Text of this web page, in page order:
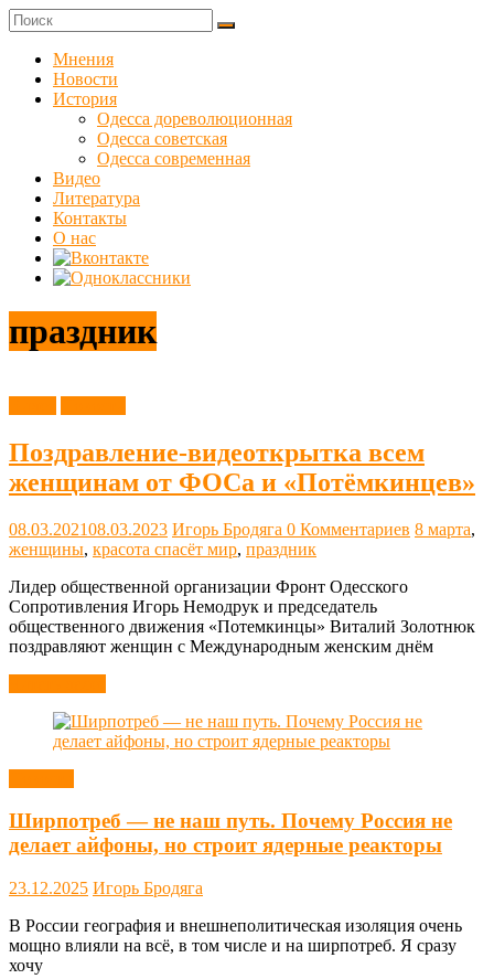
Skip
to
content
Куликовец
Сайт
одесского
сопротивления
Мнения
Новости
История
Одесса дореволюционная
Одесса советская
Одесса современная
Видео
Литература
Контакты
О нас
праздник
Поздравление-видеоткрытка всем
женщинам от ФОСа и «Потёмкинцев»
08.03.202108.03.2023 Игорь Бродяга 0 Комментариев 8 марта,
женщины, красота спасёт мир, праздник
Лидер общественной организации Фронт Одесского
Сопротивления Игорь Немодрук и председатель
общественного движения «Потемкинцы» Виталий Золотнюк
поздравляют женщин с Международным женским днём
Ширпотреб — не наш путь. Почему Россия не
делает айфоны, но строит ядерные реакторы
23.12.2025 Игорь Бродяга
В России география и внешнеполитическая изоляция очень
мощно влияли на всё, в том числе и на ширпотреб. Я сразу
хочу